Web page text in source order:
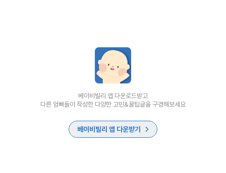
베이비빌리 앱 다운로드받고
다른 엄빠들이 작성한 다양한 고민&꿀팁글을 구경해보세요
베이비빌리 앱 다운받기